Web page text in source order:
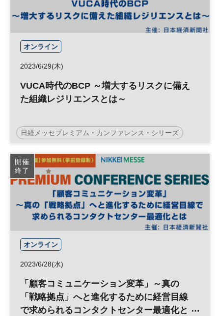
オンライン
2023/6/29(木)
VUCA時代のBCP ～増大するリスクに備え
た組織レジリエンスとは～
日経メッセプレミアム・カンファレンス・シリーズ
経営企画 BCP リスクマネジメント 参加無料
プレミアム・カンファレンス・シリーズ
開催
終了
オンライン
2023/6/28(水)
「顧客コミュニケーション変革」～真の
「戦略拠点」へと進化するために経営目線
で求められるコンタクトセンター最適化と